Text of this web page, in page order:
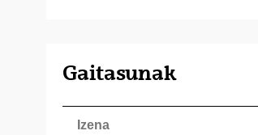
Gaitasunak
Izena